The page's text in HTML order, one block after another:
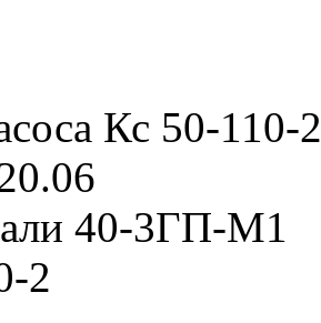
Кс 50-
40-3ГП-М1
2